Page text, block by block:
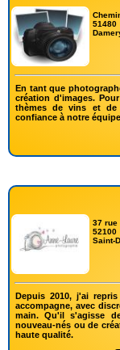
51480
En tant que
création d'images.
thèmes de vins et de
confiance à notre
37 rue
52100
Saint-
Depuis 2010, j'ai
accompagne, avec
main. Qu'il s'agisse
nouveau-nés ou de
haute qualité.